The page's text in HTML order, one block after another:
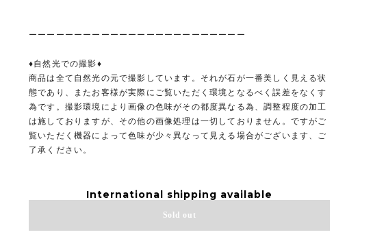
ーーーーーーーーーーーーーーーーーーーーーーーー
♦︎自然光での撮影♦︎
商品は全て自然光の元で撮影しています。それが石が一番美しく見える状
態であり、またお客様が実際にご覧いただく環境となるべく誤差をなくす
為です。撮影環境により画像の色味がその都度異なる為、調整程度の加工
は施しておりますが、その他の画像処理は一切しておりません。ですがご
覧いただく機器によって色味が少々異なって見える場合がございます、ご
了承ください。
International shipping available
Sold out